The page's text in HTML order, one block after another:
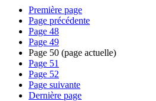
Première page
Page précédente
Page 48
Page 49
Page 50 (page actuelle)
Page 51
Page 52
Page suivante
Dernière page